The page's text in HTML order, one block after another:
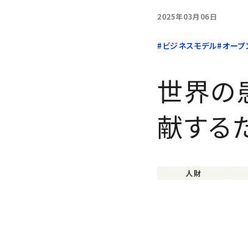
世界の患者さんと日
2025年03月06日
#ビジネスモデル#オープ
世界の
献する
人財